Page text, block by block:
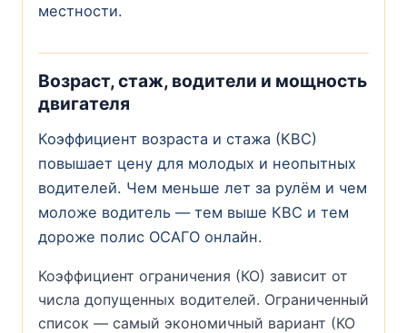
местности.
Возраст, стаж, водители и мощность
двигателя
Коэффициент возраста и стажа (КВС)
повышает цену для молодых и неопытных
водителей. Чем меньше лет за рулём и чем
моложе водитель — тем выше КВС и тем
дороже полис ОСАГО онлайн.
Коэффициент ограничения (КО) зависит от
числа допущенных водителей. Ограниченный
список — самый экономичный вариант (КО